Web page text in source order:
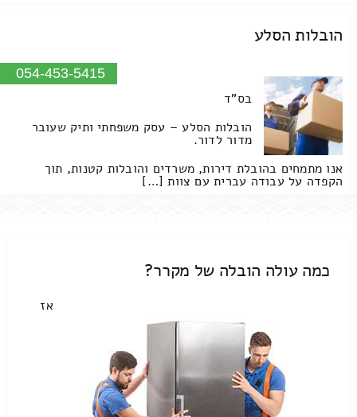
הובלות הסלע
054-453-5415
בס"ד
הובלות הסלע – עסק משפחתי ותיק שעובר
מדור לדור.
אנו מתמחים בהובלת דירות, משרדים והובלות קטנות, תוך
הקפדה על עבודה עברית עם צוות […]
כמה עולה הובלה של מקרר?
אז